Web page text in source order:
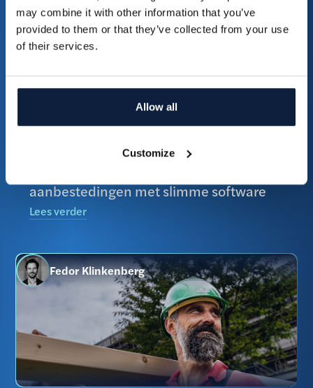
may combine it with other information that you’ve
provided to them or that they’ve collected from your use
of their services.
Allow all
Customize
Fedor Klinkenberg
aanbestedingen met slimme software
Lees verder
Fedor Klinkenberg